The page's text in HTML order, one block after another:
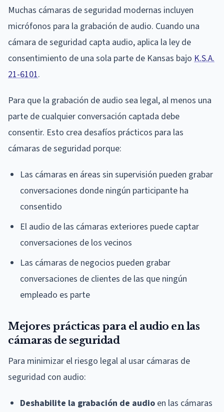
Muchas cámaras de seguridad modernas incluyen
micrófonos para la grabación de audio. Cuando una
cámara de seguridad capta audio, aplica la ley de
consentimiento de una sola parte de Kansas bajo K.S.A.
21-6101.
Para que la grabación de audio sea legal, al menos una
parte de cualquier conversación captada debe
consentir. Esto crea desafíos prácticos para las
cámaras de seguridad porque:
Las cámaras en áreas sin supervisión pueden grabar
conversaciones donde ningún participante ha
consentido
El audio de las cámaras exteriores puede captar
conversaciones de los vecinos
Las cámaras de negocios pueden grabar
conversaciones de clientes de las que ningún
empleado es parte
Mejores prácticas para el audio en las
cámaras de seguridad
Para minimizar el riesgo legal al usar cámaras de
seguridad con audio:
Deshabilite la grabación de audio en las cámaras